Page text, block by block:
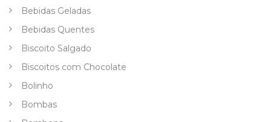
Bebidas Geladas
Bebidas Quentes
Biscoito Salgado
Biscoitos com Chocolate
Bolinho
Bombas